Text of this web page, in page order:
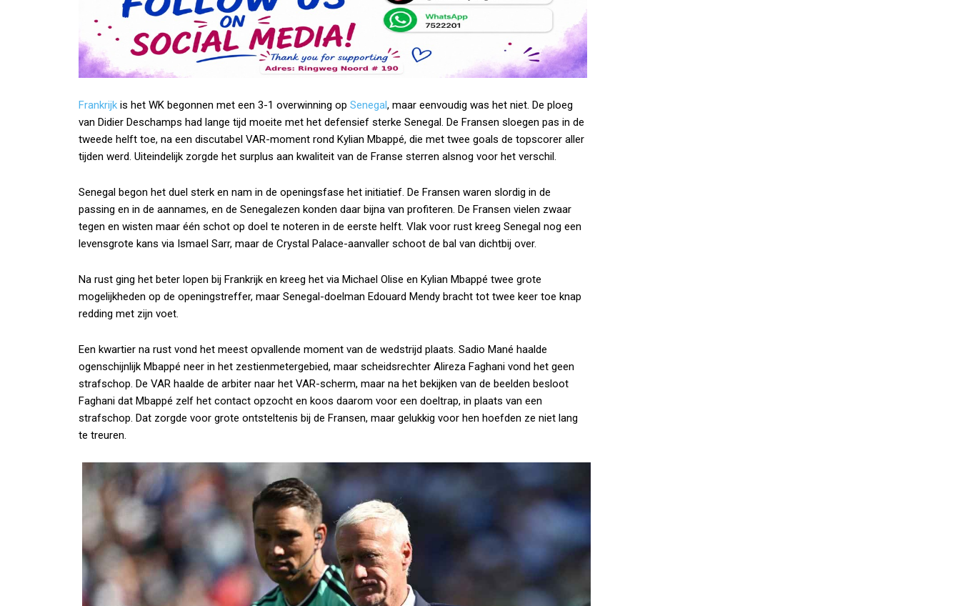
Frankrijk is het WK begonnen met een 3-1 overwinning op Senegal, maar eenvoudig was het niet. De ploeg
van Didier Deschamps had lange tijd moeite met het defensief sterke Senegal. De Fransen sloegen pas in de
tweede helft toe, na een discutabel VAR-moment rond Kylian Mbappé, die met twee goals de topscorer aller
tijden werd. Uiteindelijk zorgde het surplus aan kwaliteit van de Franse sterren alsnog voor het verschil.
Senegal begon het duel sterk en nam in de openingsfase het initiatief. De Fransen waren slordig in de
passing en in de aannames, en de Senegalezen konden daar bijna van profiteren. De Fransen vielen zwaar
tegen en wisten maar één schot op doel te noteren in de eerste helft. Vlak voor rust kreeg Senegal nog een
levensgrote kans via Ismael Sarr, maar de Crystal Palace-aanvaller schoot de bal van dichtbij over.
Na rust ging het beter lopen bij Frankrijk en kreeg het via Michael Olise en Kylian Mbappé twee grote
mogelijkheden op de openingstreffer, maar Senegal-doelman Edouard Mendy bracht tot twee keer toe knap
redding met zijn voet.
Een kwartier na rust vond het meest opvallende moment van de wedstrijd plaats. Sadio Mané haalde
ogenschijnlijk Mbappé neer in het zestienmetergebied, maar scheidsrechter Alireza Faghani vond het geen
strafschop. De VAR haalde de arbiter naar het VAR-scherm, maar na het bekijken van de beelden besloot
Faghani dat Mbappé zelf het contact opzocht en koos daarom voor een doeltrap, in plaats van een
strafschop. Dat zorgde voor grote ontsteltenis bij de Fransen, maar gelukkig voor hen hoefden ze niet lang
te treuren.